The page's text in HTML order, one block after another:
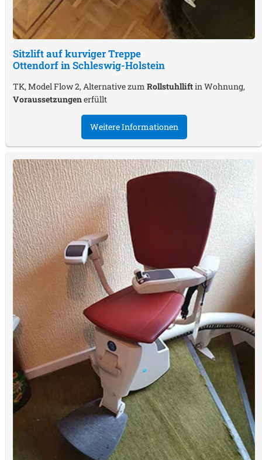
Sitzlift auf kurviger Treppe
Ottendorf in Schleswig-Holstein
TK, Model Flow 2, Alternative zum Rollstuhlliftin Wohnung,
Voraussetzungenerfüllt
Weitere Informationen